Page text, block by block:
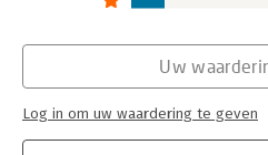
Uw
Log in om uw waardering te geven